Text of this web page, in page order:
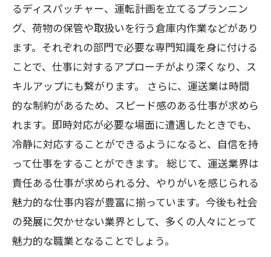
るディスパッチャー、運転計画を立てるプランニン
グ、荷物の保管や取扱いを行う倉庫内作業などがあり
ます。それぞれの部門で必要な専門知識を身に付ける
ことで、仕事に対するアプローチがより深くなり、ス
キルアップにも繋がります。 さらに、運送業は時間
的な制約があるため、スピード感のある仕事が求めら
れます。即時対応が必要な場面に遭遇したときでも、
冷静に対応することができるようになると、自信を持
って仕事をすることができます。 総じて、運送業界は
責任ある仕事が求められる分、やりがいを感じられる
魅力的な仕事内容が豊富に揃っています。今後も社会
の発展に欠かせない業界として、多くの人々にとって
魅力的な職業となることでしょう。